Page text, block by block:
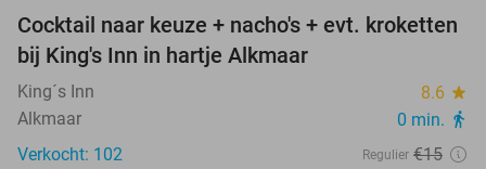
34%
Cocktail naar keuze + nacho's + evt. kroketten
bij King's Inn in hartje Alkmaar
King´s Inn 8.6 star
Alkmaar 0 min. directions_walk
Verkocht: 102 Regulier €15